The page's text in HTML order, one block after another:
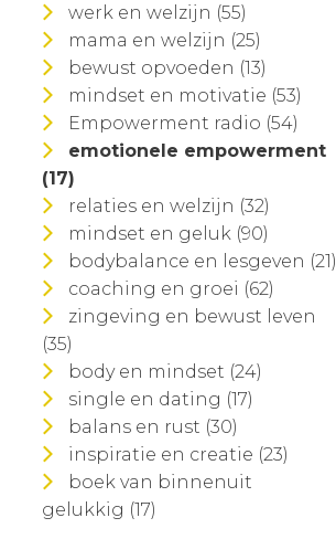
werk en welzijn (55)
mama en welzijn (25)
bewust opvoeden (13)
mindset en motivatie (53)
Empowerment radio (54)
emotionele empowerment
(17)
relaties en welzijn (32)
mindset en geluk (90)
bodybalance en lesgeven (21)
coaching en groei (62)
zingeving en bewust leven
(35)
body en mindset (24)
single en dating (17)
balans en rust (30)
inspiratie en creatie (23)
boek van binnenuit
gelukkig (17)